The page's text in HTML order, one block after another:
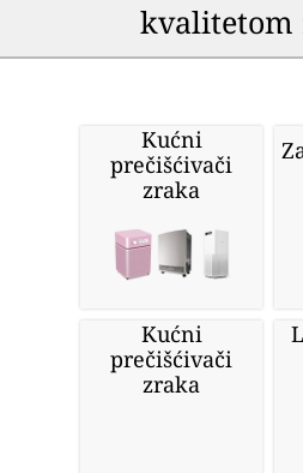
kvalitetom
Kućni
prečišćivači
zraka
Kućni
prečišćivači
zraka